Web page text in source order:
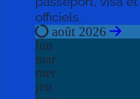
officiels.
août 2026
lun
mar
mer
jeu